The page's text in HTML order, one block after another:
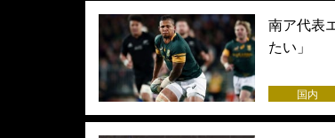
南ア代表
たい」
国内